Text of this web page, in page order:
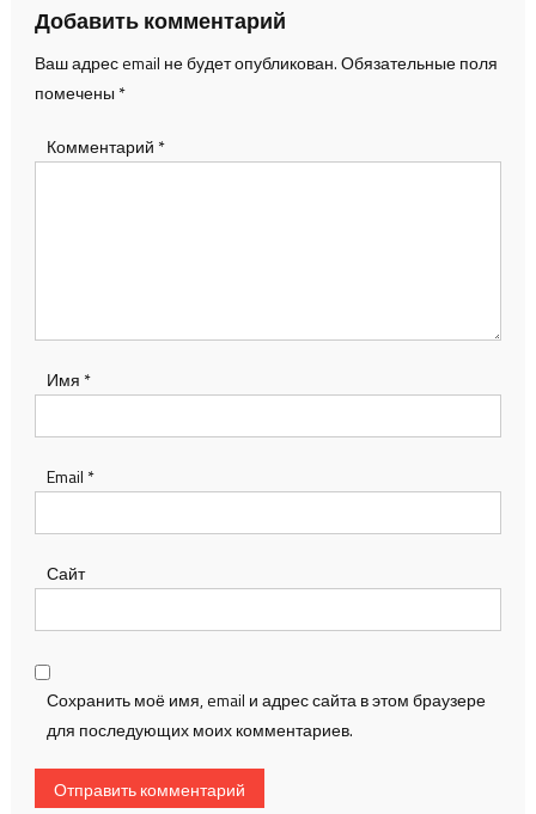
Добавить комментарий
Ваш адрес email не будет опубликован.Обязательные поля
помечены *
Комментарий *
Имя *
Email *
Сайт
Сохранить моё имя, email и адрес сайта в этом браузере
для последующих моих комментариев.